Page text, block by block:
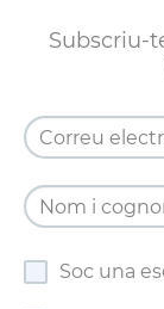
Subscriu-
Soc una